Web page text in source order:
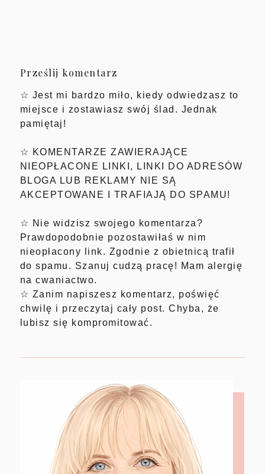
Prześlij komentarz
☆ Jest mi bardzo miło, kiedy odwiedzasz to
miejsce i zostawiasz swój ślad. Jednak
pamiętaj!
☆ KOMENTARZE ZAWIERAJĄCE
NIEOPŁACONE LINKI, LINKI DO ADRESÓW
BLOGA LUB REKLAMY NIE SĄ
AKCEPTOWANE I TRAFIAJĄ DO SPAMU!
☆ Nie widzisz swojego komentarza?
Prawdopodobnie pozostawiłaś w nim
nieopłacony link. Zgodnie z obietnicą trafił
do spamu. Szanuj cudzą pracę! Mam alergię
na cwaniactwo.
☆ Zanim napiszesz komentarz, poświęć
chwilę i przeczytaj cały post. Chyba, że
lubisz się kompromitować.